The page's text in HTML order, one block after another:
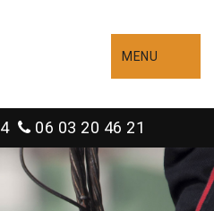
MENU
06 03 20 46 21